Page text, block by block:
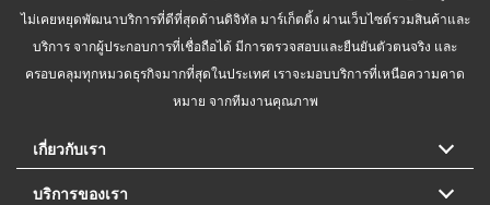
ไม่เคยหยุดพัฒนาบริการที่ดีที่สุดด้านดิจิทัล มาร์เก็ตติ้ง ผ่านเว็บไซต์รวมสินค้าและ
บริการ จากผู้ประกอบการที่เชื่อถือได้ มีการตรวจสอบและยืนยันตัวตนจริง และ
ครอบคลุมทุกหมวดธุรกิจมากที่สุดในประเทศ เราจะมอบบริการที่เหนือความคาด
หมาย จากทีมงานคุณภาพ
เกี่ยวกับเรา
บริการของเรา